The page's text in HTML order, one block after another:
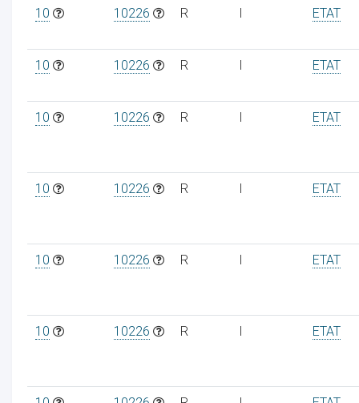
10 10226 R I ETAT
10 10226 R I ETAT
10 10226 R I ETAT
10 10226 R I ETAT
10 10226 R I ETAT
10 10226 R I ETAT